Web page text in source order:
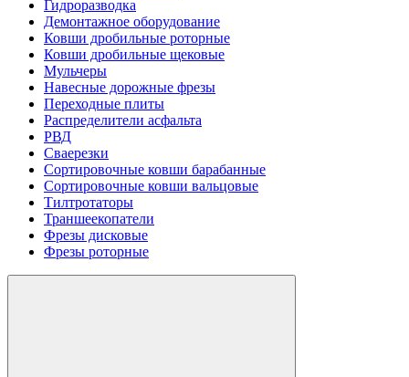
Гидроразводка
Демонтажное оборудование
Ковши дробильные роторные
Ковши дробильные щековые
Мульчеры
Навесные дорожные фрезы
Переходные плиты
Распределители асфальта
РВД
Сваерезки
Сортировочные ковши барабанные
Сортировочные ковши вальцовые
Тилтротаторы
Траншеекопатели
Фрезы дисковые
Фрезы роторные